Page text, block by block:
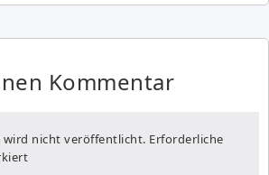
Kommentar
wird nicht veröffentlicht. Erforderliche